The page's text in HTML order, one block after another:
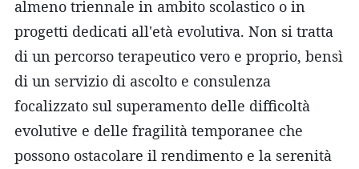
almeno triennale in ambito scolastico o in
progetti dedicati all'età evolutiva. Non si tratta
di un percorso terapeutico vero e proprio, bensì
di un servizio di ascolto e consulenza
focalizzato sul superamento delle difficoltà
evolutive e delle fragilità temporanee che
possono ostacolare il rendimento e la serenità